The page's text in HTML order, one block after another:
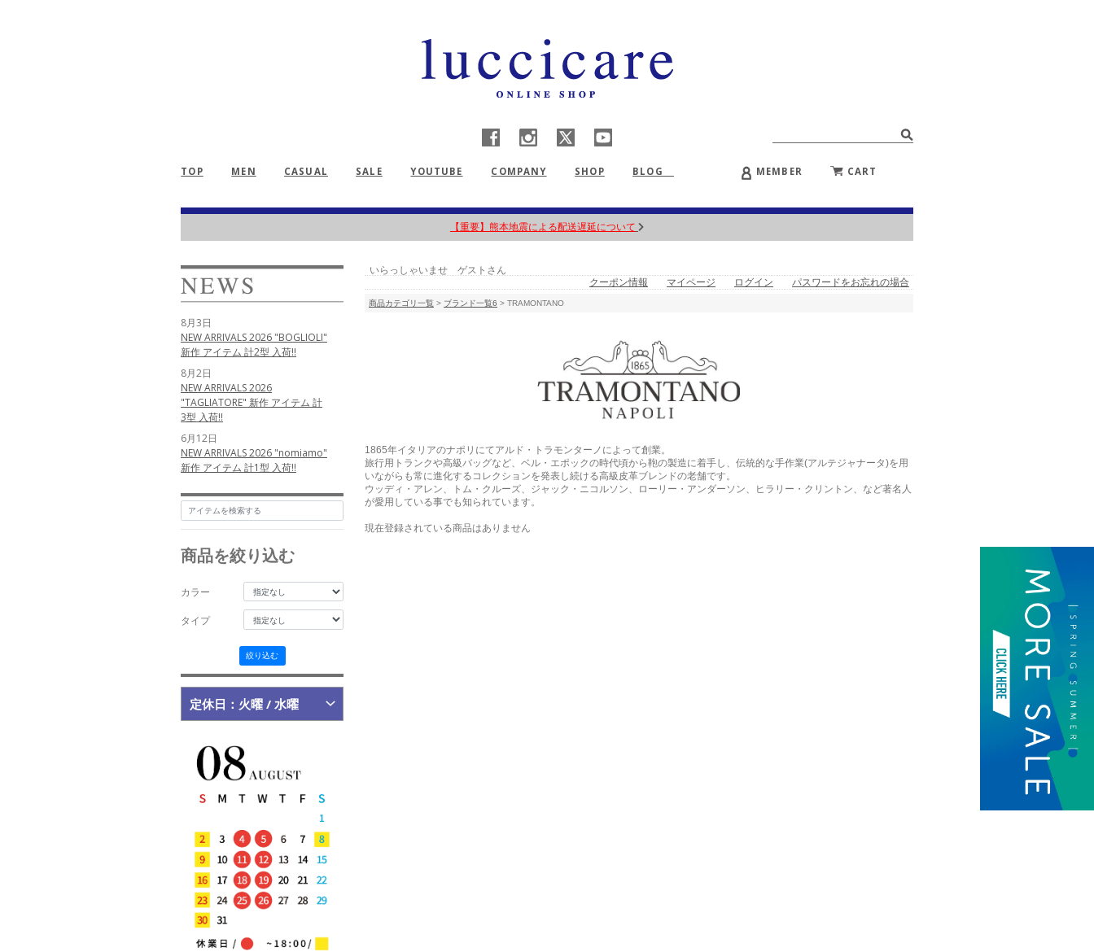
TOP MEN CASUAL SALE YOUTUBE COMPANY SHOP BLOG MEMBER CART
【重要】熊本地震による配送遅延について
8月3日
NEW ARRIVALS 2026 "BOGLIOLI"
新作 アイテム 計2型 入荷!!
8月2日
NEW ARRIVALS 2026
"TAGLIATORE" 新作 アイテム 計
3型 入荷!!
6月12日
NEW ARRIVALS 2026 "nomiamo"
新作 アイテム 計1型 入荷!!
NEW ARRIVALS 2026
"MESSYWEEKEND" 新作 アイテム
計3型 入荷!!
5月24日
NEW ARRIVALS 2026
"MESSYWEEKEND" 新作 アイテム
計3型 入荷!!
5月23日
NEW ARRIVALS 2026 "MAURO
de BARI" 新作 アイテム 計3型 入
5月22日
NEW ARRIVALS 2026 "Tintoria
Mattei" 新作 アイテム 計2型 入
5月21日
NEW ARRIVALS 2026 "BRIGLIA
1949" 新作 アイテム 計3型 入荷!!
5月18日
新作 アイテム 計2型 入荷!!
5月17日
NEW ARRIVALS 2026 "FILIPPO DE
LAURENTIIS" 新作 アイテム 計2
型 入荷!!
5月16日
NEW ARRIVALS 2026 "YANUK" 新
作 アイテム 計3型 入荷!!
商品を絞り込む
カラー
タイプ
絞り込む
定休日：火曜 / 水曜
いらっしゃいませ ゲストさん
クーポン情報
マイページ ログイン パスワードをお忘れの場合
商品カテゴリ一覧 > ブランド一覧6 > TRAMONTANO
1865年イタリアのナポリにてアルド・トラモンターノによって創業。
旅行用トランクや高級バッグなど、ベル・エポックの時代頃から鞄の製造に着手し、伝統的な手作業(アルテジャナータ)を用
いながらも常に進化するコレクションを発表し続ける高級皮革ブレンドの老舗です。
ウッディ・アレン、トム・クルーズ、ジャック・ニコルソン、ローリー・アンダーソン、ヒラリー・クリントン、など著名人
が愛用している事でも知られています。
現在登録されている商品はありません